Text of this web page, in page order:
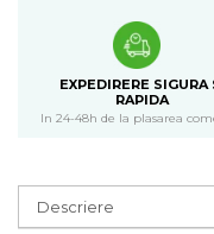
EXPEDIRERE SIGURA
RAPIDA
In 24-48h de la plasarea
Descriere